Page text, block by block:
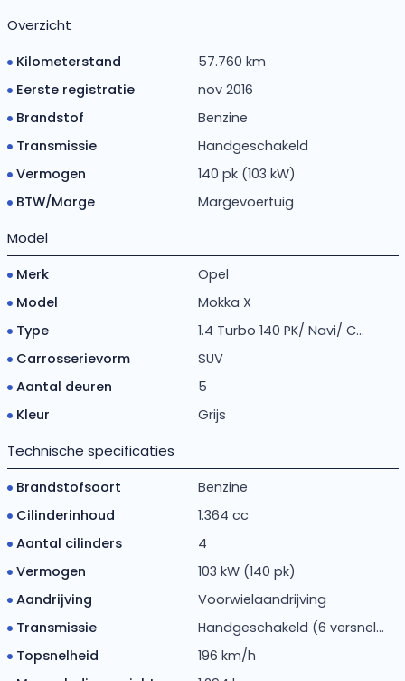
Overzicht
Kilometerstand
57.760 km
Eerste registratie
nov 2016
Brandstof
Benzine
Transmissie
Handgeschakeld
Vermogen
140 pk (103 kW)
BTW/Marge
Margevoertuig
Model
Merk
Opel
Model
Mokka X
Type
1.4 Turbo 140 PK/ Navi/ C...
Carrosserievorm
SUV
Aantal deuren
5
Kleur
Grijs
Technische specificaties
Brandstofsoort
Benzine
Cilinderinhoud
1.364 cc
Aantal cilinders
4
Vermogen
103 kW (140 pk)
Aandrijving
Voorwielaandrijving
Transmissie
Handgeschakeld (6 versnel...
Topsnelheid
196 km/h